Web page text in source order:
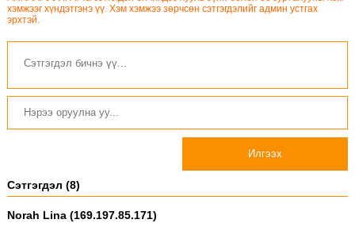
хэмжээг хүндэтгэнэ үү. Хэм хэмжээ зөрчсөн сэтгэгдэлийг админ устгах
эрхтэй.
Илгээх
Сэтгэгдэл (8)
Norah Lina (169.197.85.171)